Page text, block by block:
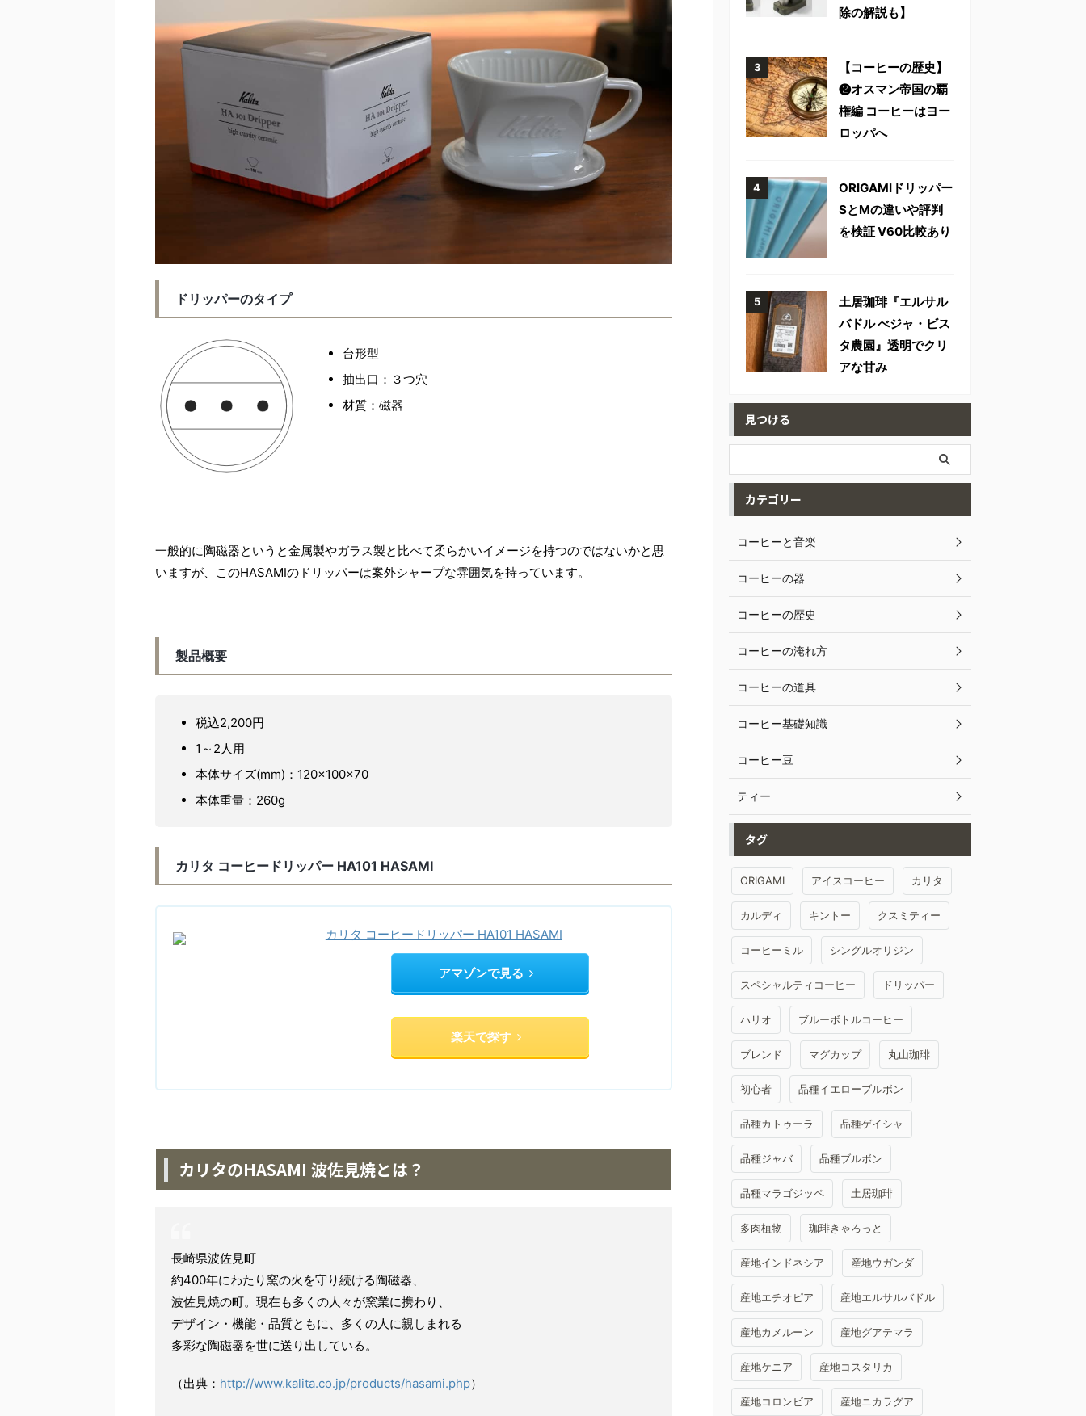
ドリッパーのタイプ
台形型
抽出口：３つ穴
材質：磁器
一般的に陶磁器というと金属製やガラス製と比べて柔らかいイメージを持つのではないかと思
いますが、このHASAMIのドリッパーは案外シャープな雰囲気を持っています。
製品概要
税込2,200円
1～2人用
本体サイズ(mm)：120×100×70
本体重量：260g
カリタ コーヒードリッパー HA101 HASAMI
カリタ コーヒードリッパー HA101 HASAMI
アマゾンで見る
楽天で探す
カリタのHASAMI 波佐見焼とは？
長崎県波佐見町
約400年にわたり窯の火を守り続ける陶磁器、
波佐見焼の町。現在も多くの人々が窯業に携わり、
デザイン・機能・品質ともに、多くの人に親しまれる
多彩な陶磁器を世に送り出している。
（出典： http://www.kalita.co.jp/products/hasami.php）
除の解説も】
【コーヒーの歴史】
❷オスマン帝国の覇
権編 コーヒーはヨー
ロッパへ
ORIGAMIドリッパー
SとMの違いや評判
を検証 V60比較あり
土居珈琲『エルサル
バドル べジャ・ビス
タ農園』透明でクリ
アな甘み
見つける
カテゴリー
コーヒーと音楽
コーヒーの器
コーヒーの歴史
コーヒーの淹れ方
コーヒーの道具
コーヒー基礎知識
コーヒー豆
ティー
タグ
ORIGAMI アイスコーヒー カリタ
カルディ キントー クスミティー
コーヒーミル シングルオリジン
スペシャルティコーヒー ドリッパー
ハリオ ブルーボトルコーヒー
ブレンド マグカップ 丸山珈琲
初心者 品種イエローブルボン
品種カトゥーラ 品種ゲイシャ
品種ジャバ 品種ブルボン
品種マラゴジッペ 土居珈琲
多肉植物 珈琲きゃろっと
産地インドネシア 産地ウガンダ
産地エチオピア 産地エルサルバドル
産地カメルーン 産地グアテマラ
産地ケニア 産地コスタリカ
産地コロンビア 産地ニカラグア